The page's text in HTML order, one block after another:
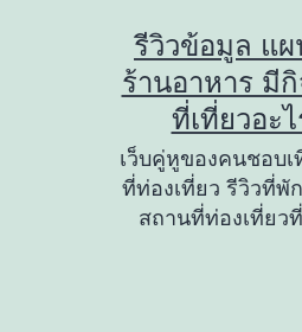
รีวิวข้อมูล แ
ร้านอาหาร มี
ที่เที่ยวอะ
เว็บคู่หูของคนชอบเ
ที่ท่องเที่ยว รีวิวที่พั
สถานที่ท่องเที่ยว